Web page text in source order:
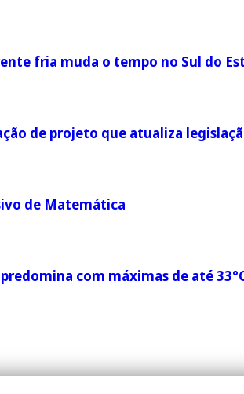
fria muda o tempo no Sul do
de projeto que atualiza
de Matemática
com máximas de até